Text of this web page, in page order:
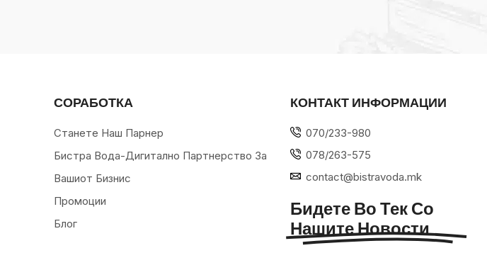
СОРАБОТКА
Станете Наш Парнер
Бистра Вода-Дигитално Партнерство За
Вашиот Бизнис
Промоции
Блог
КОНТАКТ ИНФОРМАЦИИ
070/233-980
078/263-575
contact@bistravoda.mk
Бидете Во Тек Со
Нашите Новости